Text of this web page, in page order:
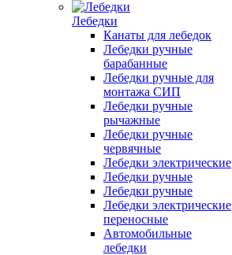
Лебедки
Канаты для лебедок
Лебедки ручные
барабанные
Лебедки ручные для
монтажа СИП
Лебедки ручные
рычажные
Лебедки ручные
червячные
Лебедки электрические
Лебедки ручные
Лебедки ручные
Лебедки электрические
переносные
Автомобильные
лебедки